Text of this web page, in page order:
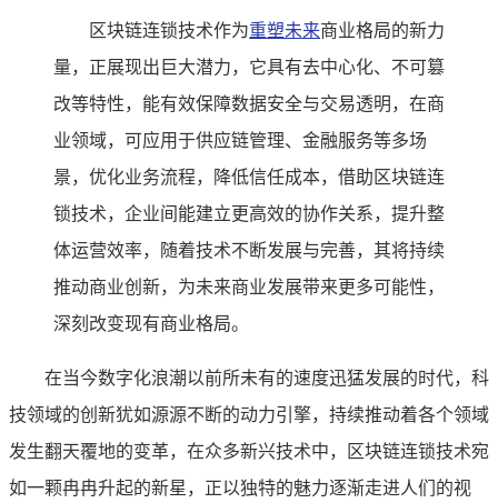
区块链连锁技术作为重塑未来商业格局的新力
量，正展现出巨大潜力，它具有去中心化、不可篡
改等特性，能有效保障数据安全与交易透明，在商
业领域，可应用于供应链管理、金融服务等多场
景，优化业务流程，降低信任成本，借助区块链连
锁技术，企业间能建立更高效的协作关系，提升整
体运营效率，随着技术不断发展与完善，其将持续
推动商业创新，为未来商业发展带来更多可能性，
深刻改变现有商业格局。
在当今数字化浪潮以前所未有的速度迅猛发展的时代，科
技领域的创新犹如源源不断的动力引擎，持续推动着各个领域
发生翻天覆地的变革，在众多新兴技术中，区块链连锁技术宛
如一颗冉冉升起的新星，正以独特的魅力逐渐走进人们的视